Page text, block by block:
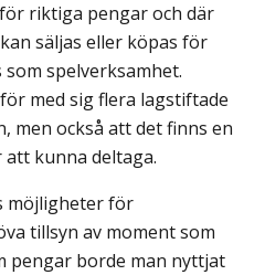
riktiga pengar och där
säljas eller köpas för
spelverksamhet.
med sig flera lagstiftade
men också att det finns en
kunna deltaga.
möjligheter för
tillsyn av moment som
pengar borde man nyttjat